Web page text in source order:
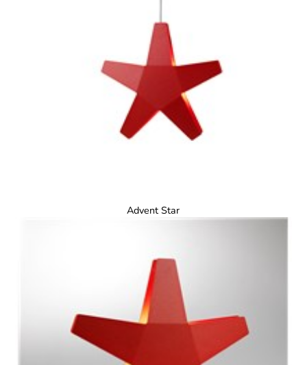
Advent Star